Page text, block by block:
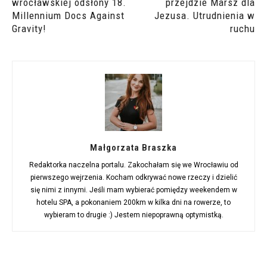
Millennium Docs Against
Gravity!
Jezusa. Utrudnienia w
ruchu
Małgorzata Braszka
Redaktorka naczelna portalu. Zakochałam się we Wrocławiu od
pierwszego wejrzenia. Kocham odkrywać nowe rzeczy i dzielić
się nimi z innymi. Jeśli mam wybierać pomiędzy weekendem w
hotelu SPA, a pokonaniem 200km w kilka dni na rowerze, to
wybieram to drugie :) Jestem niepoprawną optymistką.